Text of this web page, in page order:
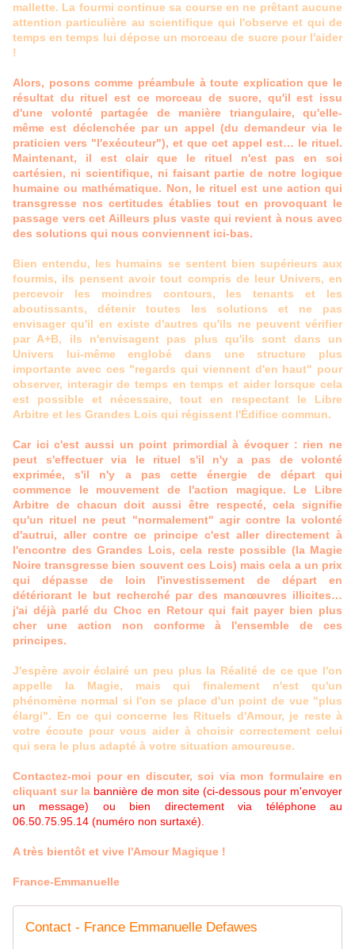
mallette. La fourmi continue sa course en ne prêtant aucune
attention particulière au scientifique qui l'observe et qui de
temps en temps lui dépose un morceau de sucre pour l'aider
!
Alors, posons comme préambule à toute explication que le
résultat du rituel est ce morceau de sucre, qu'il est issu
d'une volonté partagée de manière triangulaire, qu'elle-
même est déclenchée par un appel (du demandeur via le
praticien vers "l'exécuteur"), et que cet appel est… le rituel.
Maintenant, il est clair que le rituel n'est pas en soi
cartésien, ni scientifique, ni faisant partie de notre logique
humaine ou mathématique. Non, le rituel est une action qui
transgresse nos certitudes établies tout en provoquant le
passage vers cet Ailleurs plus vaste qui revient à nous avec
des solutions qui nous conviennent ici-bas.
Bien entendu, les humains se sentent bien supérieurs aux
fourmis, ils pensent avoir tout compris de leur Univers, en
percevoir les moindres contours, les tenants et les
aboutissants, détenir toutes les solutions et ne pas
envisager qu'il en existe d'autres qu'ils ne peuvent vérifier
par A+B, ils n'envisagent pas plus qu'ils sont dans un
Univers lui-même englobé dans une structure plus
importante avec ces "regards qui viennent d'en haut" pour
observer, interagir de temps en temps et aider lorsque cela
est possible et nécessaire, tout en respectant le Libre
Arbitre et les Grandes Lois qui régissent l'Édifice commun.
Car ici c'est aussi un point primordial à évoquer : rien ne
peut s'effectuer via le rituel s'il n'y a pas de volonté
exprimée, s'il n'y a pas cette énergie de départ qui
commence le mouvement de l'action magique. Le Libre
Arbitre de chacun doit aussi être respecté, cela signifie
qu'un rituel ne peut "normalement" agir contre la volonté
d'autrui, aller contre ce principe c'est aller directement à
l'encontre des Grandes Lois, cela reste possible (la Magie
Noire transgresse bien souvent ces Lois) mais cela a un prix
qui dépasse de loin l'investissement de départ en
détériorant le but recherché par des manœuvres illicites…
j'ai déjà parlé du Choc en Retour qui fait payer bien plus
cher une action non conforme à l'ensemble de ces
principes.
J'espère avoir éclairé un peu plus la Réalité de ce que l'on
appelle la Magie, mais qui finalement n'est qu'un
phénomène normal si l'on se place d'un point de vue "plus
élargi". En ce qui concerne les Rituels d'Amour, je reste à
votre écoute pour vous aider à choisir correctement celui
qui sera le plus adapté à votre situation amoureuse.
Contactez-moi pour en discuter, soi via mon formulaire en
cliquant sur la bannière de mon site (ci-dessous pour m'envoyer
un message) ou bien directement via téléphone au
06.50.75.95.14 (numéro non surtaxé).
A très bientôt et vive l'Amour Magique !
France-Emmanuelle
Contact - France Emmanuelle Defawes